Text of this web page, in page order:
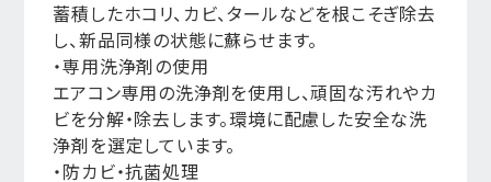
蓄積したホコリ、カビ、タールなどを根こそぎ除去
し、新品同様の状態に蘇らせます。
・専用洗浄剤の使用
エアコン専用の洗浄剤を使用し、頑固な汚れやカ
ビを分解・除去します。環境に配慮した安全な洗
浄剤を選定しています。
・防カビ・抗菌処理